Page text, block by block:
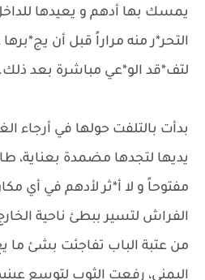
يمسك بها أدهم و يعيدها
التحر*ر منه مراراً قبل أن
لتف*قد الو*عي مباشرة بعد ذلك.
بدأت بالتلفت حولها في أرجاء
يديها لتجدها مضمدة بعناية،
مفتوحاً و لا أ*ثر لأدهم في أي
الفراش لتسير ببطئ ناحية
من عتبة الباب تفاجئت بشئ ما
اليمنى، رفعت الثوب لتوسع